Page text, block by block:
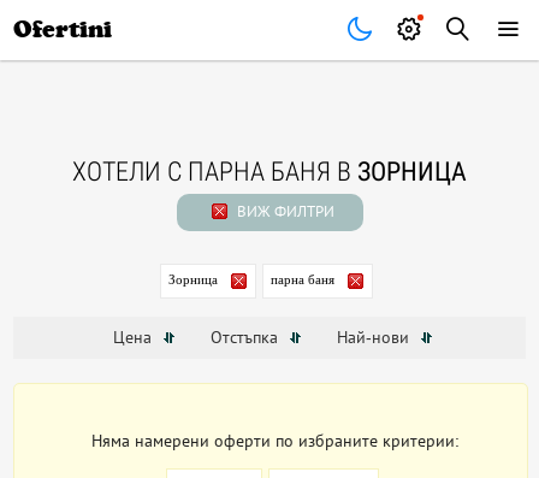
Ofertini
ХОТЕЛИ С ПАРНА БАНЯ В ЗОРНИЦА
ВИЖ ФИЛТРИ
Зорница парна баня
Цена Отстъпка Най-нови
Няма намерени оферти по избраните критерии: